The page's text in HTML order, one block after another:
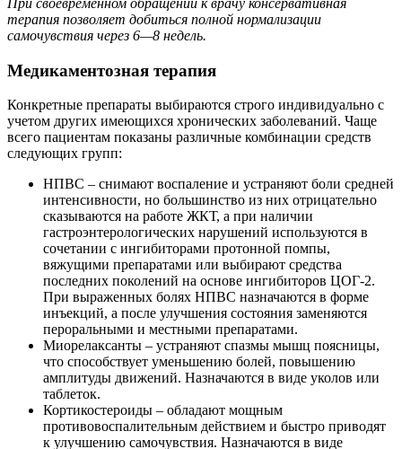
терапия позволяет добиться полной нормализации
самочувствия через 6—8 недель.
Медикаментозная терапия
Конкретные препараты выбираются строго индивидуально с
учетом других имеющихся хронических заболеваний. Чаще
всего пациентам показаны различные комбинации средств
следующих групп:
НПВС – снимают воспаление и устраняют боли средней
интенсивности, но большинство из них отрицательно
сказываются на работе ЖКТ, а при наличии
гастроэнтерологических нарушений используются в
сочетании с ингибиторами протонной помпы,
вяжущими препаратами или выбирают средства
последних поколений на основе ингибиторов ЦОГ-2.
При выраженных болях НПВС назначаются в форме
инъекций, а после улучшения состояния заменяются
пероральными и местными препаратами.
Миорелаксанты – устраняют спазмы мышц поясницы,
что способствует уменьшению болей, повышению
амплитуды движений. Назначаются в виде уколов или
таблеток.
Кортикостероиды – обладают мощным
противовоспалительным действием и быстро приводят
к улучшению самочувствия. Назначаются в виде